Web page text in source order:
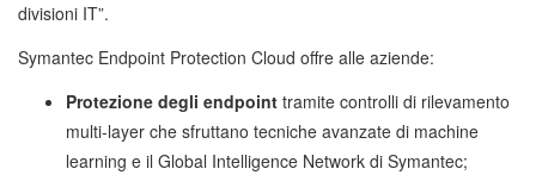
divisioni IT”.
Symantec Endpoint Protection Cloud offre alle aziende:
Protezione degli endpoint tramite controlli di rilevamento
multi-layer che sfruttano tecniche avanzate di machine
learning e il Global Intelligence Network di Symantec;